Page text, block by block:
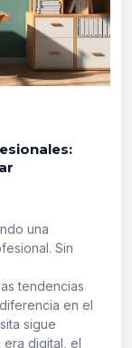
una
Sin
tendencias
en el
sigue
era digital, el